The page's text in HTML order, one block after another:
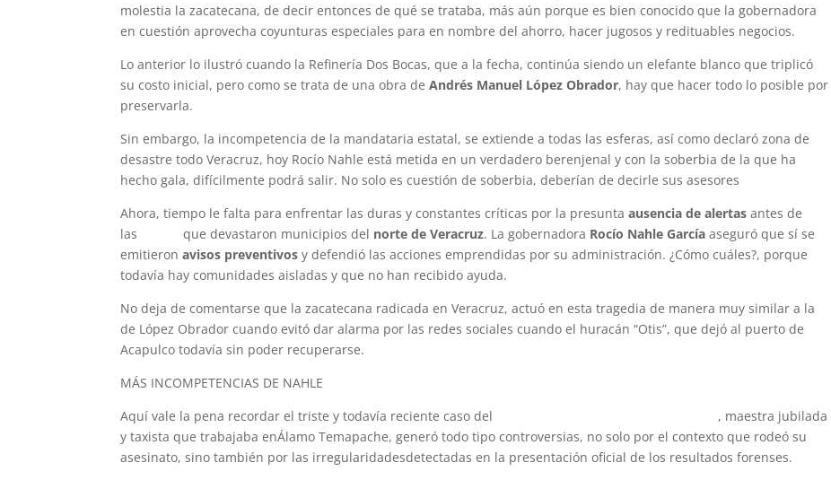
molestia la zacatecana, de decir entonces de qué se trataba, más aún porque es bien conocido que la gobernadora
en cuestión aprovecha coyunturas especiales para en nombre del ahorro, hacer jugosos y redituables negocios.
Lo anterior lo ilustró cuando la Refinería Dos Bocas, que a la fecha, continúa siendo un elefante blanco que triplicó
su costo inicial, pero como se trata de una obra deAndrés Manuel López Obrador, hay que hacer todo lo posible por
preservarla.
Sin embargo, la incompetencia de la mandataria estatal, se extiende a todas las esferas, así como declaró zona de
desastre todo Veracruz, hoy Rocío Nahle está metida en un verdadero berenjenal y con la soberbia de la que ha
hecho gala, difícilmente podrá salir. No solo es cuestión de soberbia, deberían de decirle sus asesores
Ahora, tiempo le falta para enfrentar las duras y constantes críticas por la presuntaausencia de alertas antes de
las
que devastaron municipios del norte de Veracruz. La gobernadora Rocío Nahle García aseguró que sí se
emitieronavisos preventivos y defendió las acciones emprendidas por su administración. ¿Cómo cuáles?, porque
todavía hay comunidades aisladas y que no han recibido ayuda.
No deja de comentarse que la zacatecana radicada en Veracruz, actuó en esta tragedia de manera muy similar a la
de López Obrador cuando evitó dar alarma por las redes sociales cuando el huracán “Otis”, que dejó al puerto de
Acapulco todavía sin poder recuperarse.
MÁS INCOMPETENCIAS DE NAHLE
Aquí vale la pena recordar el triste y todavía reciente caso del
, maestra jubilada
y taxista que trabajaba enÁlamo Temapache, generó todo tipo controversias, no solo por el contexto que rodeó su
asesinato, sino también por las irregularidadesdetectadas en la presentación oficial de los resultados forenses.